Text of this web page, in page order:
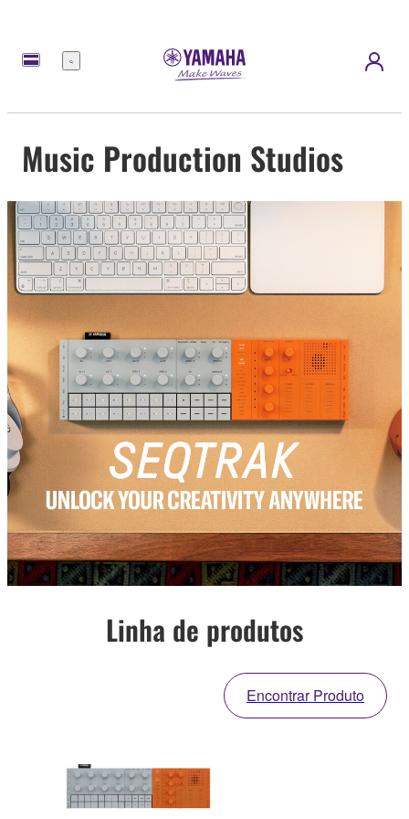
Menu
Music Production Studios
Linha de produtos
Encontrar Produto